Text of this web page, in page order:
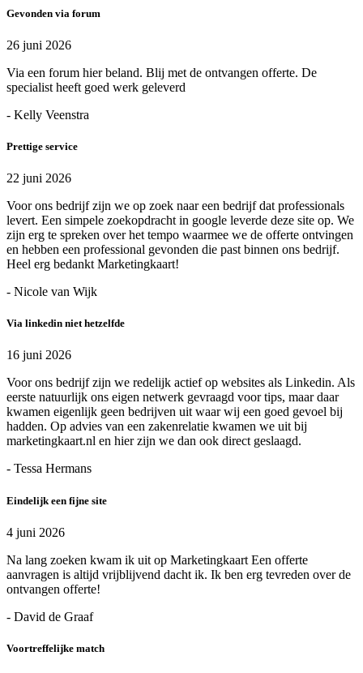
Gevonden via forum
26 juni 2026
Via een forum hier beland. Blij met de ontvangen offerte. De
specialist heeft goed werk geleverd
- Kelly Veenstra
Prettige service
22 juni 2026
Voor ons bedrijf zijn we op zoek naar een bedrijf dat professionals
levert. Een simpele zoekopdracht in google leverde deze site op. We
zijn erg te spreken over het tempo waarmee we de offerte ontvingen
en hebben een professional gevonden die past binnen ons bedrijf.
Heel erg bedankt Marketingkaart!
- Nicole van Wijk
Via linkedin niet hetzelfde
16 juni 2026
Voor ons bedrijf zijn we redelijk actief op websites als Linkedin. Als
eerste natuurlijk ons eigen netwerk gevraagd voor tips, maar daar
kwamen eigenlijk geen bedrijven uit waar wij een goed gevoel bij
hadden. Op advies van een zakenrelatie kwamen we uit bij
marketingkaart.nl en hier zijn we dan ook direct geslaagd.
- Tessa Hermans
Eindelijk een fijne site
4 juni 2026
Na lang zoeken kwam ik uit op Marketingkaart Een offerte
aanvragen is altijd vrijblijvend dacht ik. Ik ben erg tevreden over de
ontvangen offerte!
- David de Graaf
Voortreffelijke match